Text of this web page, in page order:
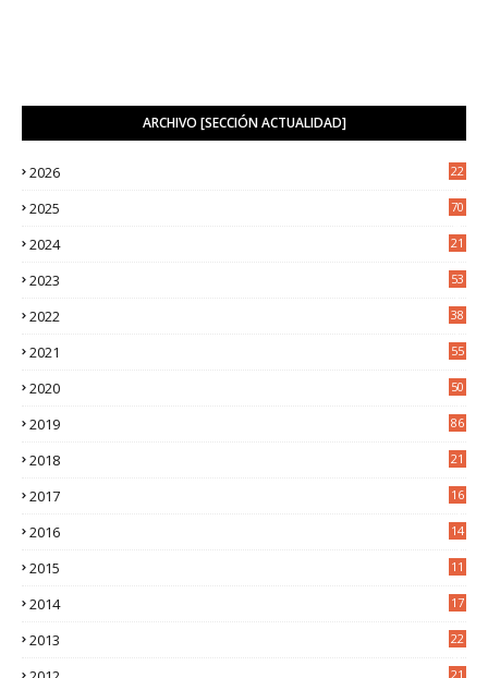
ARCHIVO [SECCIÓN ACTUALIDAD]
2026
22
2025
70
2024
21
2023
53
2022
38
2021
55
2020
50
2019 86
2018
21
2017
16
2016
14
2015
11
2014
17
2013
22
21